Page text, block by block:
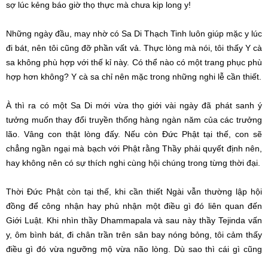
sợ lúc kẻng báo giờ thọ thực mà chưa kịp long y!
Những ngày đầu, may nhờ có Sa Di Thạch Tinh luôn giúp mặc y lúc
đi bát, nên tôi cũng đỡ phần vất vả. Thực lòng mà nói, tôi thấy Y cà
sa không phù hợp với thế kỉ này. Có thể nào có một trang phục phù
hợp hơn không? Y cà sa chỉ nên mặc trong những nghi lễ cần thiết.
À thì ra có một Sa Di mới vừa thọ giới vài ngày đã phát sanh ý
tưởng muốn thay đổi truyền thống hàng ngàn năm của các trưởng
lão. Vâng con thật lòng đấy. Nếu còn Đức Phật tại thế, con sẽ
chẳng ngần ngại mà bạch với Phật rằng Thầy phải quyết định nên,
hay không nên có sự thích nghi cùng hội chúng trong từng thời đại.
Thời Đức Phật còn tại thế, khi cần thiết Ngài vẫn thường lập hội
đồng để công nhận hay phủ nhận một điều gì đó liên quan đến
Giới Luật. Khi nhìn thầy Dhammapala và sau này thầy Tejinda vấn
y, ôm bình bát, đi chân trần trên sân bay nóng bỏng, tôi cảm thấy
điều gì đó vừa ngưỡng mộ vừa não lòng. Dù sao thì cái gì cũng